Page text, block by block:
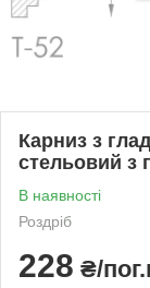
Карниз з
стельовий з
В наявності
Роздріб
228 ₴/